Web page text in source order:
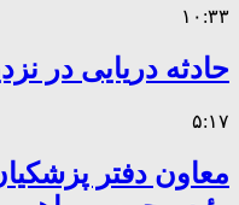
۱۰:۳۳
حادثه دریایی در
۵:۱۷
معاون دفتر